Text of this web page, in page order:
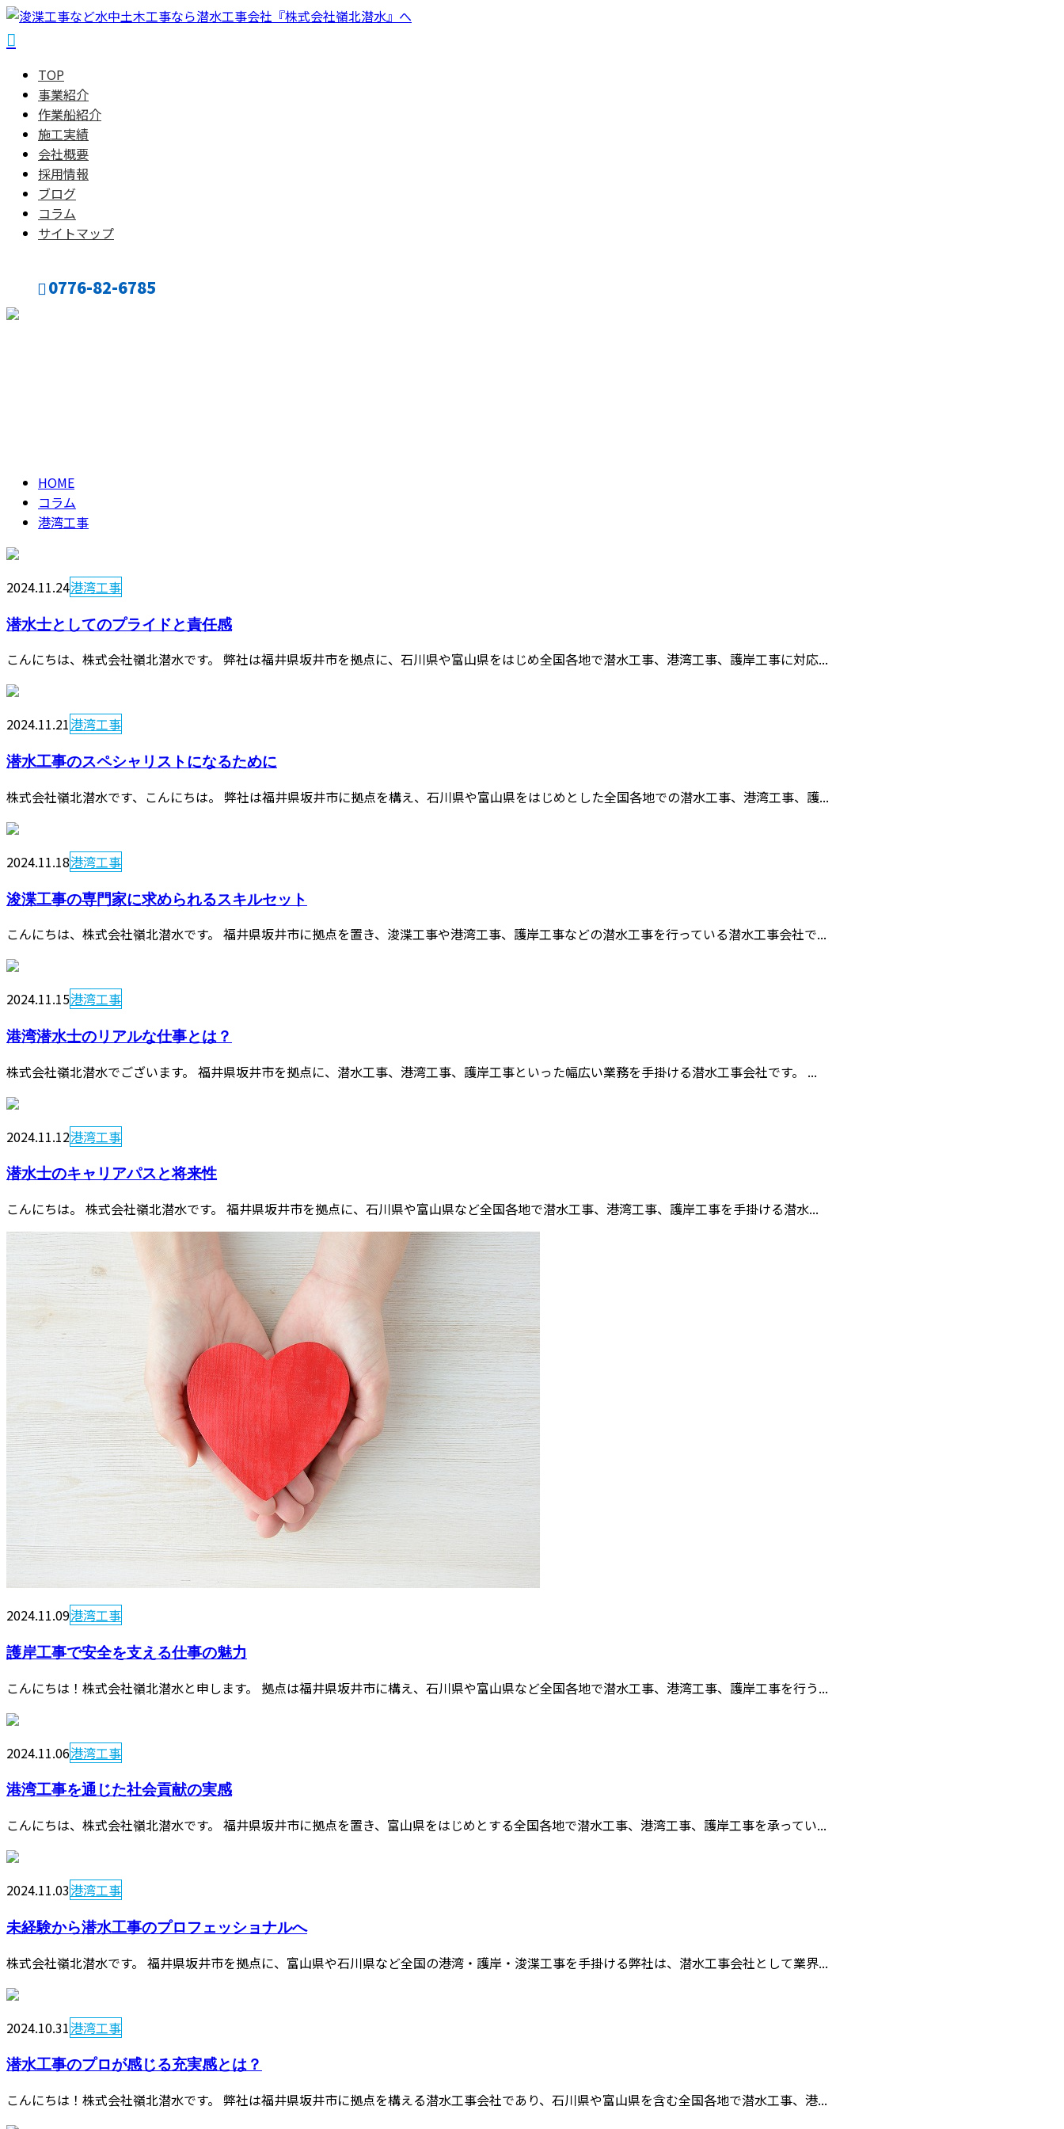
TOP
事業紹介
作業船紹介
施工実績
会社概要
採用情報
ブログ
コラム
サイトマップ
0776-82-6785
HOME
コラム
港湾工事
2024.11.24港湾工事
潜水士としてのプライドと責任感
こんにちは、株式会社嶺北潜水です。 弊社は福井県坂井市を拠点に、石川県や富山県をはじめ全国各地で潜水工事、港湾工事、護岸工事に対応...
2024.11.21港湾工事
潜水工事のスペシャリストになるために
株式会社嶺北潜水です、こんにちは。 弊社は福井県坂井市に拠点を構え、石川県や富山県をはじめとした全国各地での潜水工事、港湾工事、護...
2024.11.18港湾工事
浚渫工事の専門家に求められるスキルセット
こんにちは、株式会社嶺北潜水です。 福井県坂井市に拠点を置き、浚渫工事や港湾工事、護岸工事などの潜水工事を行っている潜水工事会社で...
2024.11.15港湾工事
港湾潜水士のリアルな仕事とは？
株式会社嶺北潜水でございます。 福井県坂井市を拠点に、潜水工事、港湾工事、護岸工事といった幅広い業務を手掛ける潜水工事会社です。 ...
2024.11.12港湾工事
潜水士のキャリアパスと将来性
こんにちは。 株式会社嶺北潜水です。 福井県坂井市を拠点に、石川県や富山県など全国各地で潜水工事、港湾工事、護岸工事を手掛ける潜水...
2024.11.09港湾工事
護岸工事で安全を支える仕事の魅力
こんにちは！株式会社嶺北潜水と申します。 拠点は福井県坂井市に構え、石川県や富山県など全国各地で潜水工事、港湾工事、護岸工事を行う...
2024.11.06港湾工事
港湾工事を通じた社会貢献の実感
こんにちは、株式会社嶺北潜水です。 福井県坂井市に拠点を置き、富山県をはじめとする全国各地で潜水工事、港湾工事、護岸工事を承ってい...
2024.11.03港湾工事
未経験から潜水工事のプロフェッショナルへ
株式会社嶺北潜水です。 福井県坂井市を拠点に、富山県や石川県など全国の港湾・護岸・浚渫工事を手掛ける弊社は、潜水工事会社として業界...
2024.10.31港湾工事
潜水工事のプロが感じる充実感とは？
こんにちは！株式会社嶺北潜水です。 弊社は福井県坂井市に拠点を構える潜水工事会社であり、石川県や富山県を含む全国各地で潜水工事、港...